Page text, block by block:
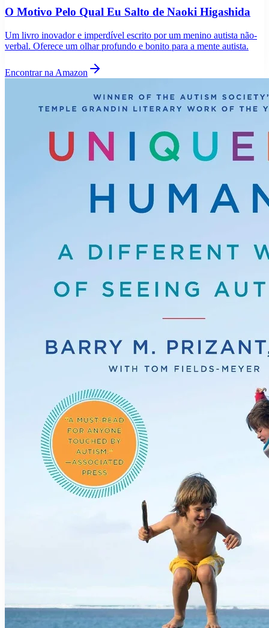
O Motivo Pelo Qual Eu Salto de Naoki Higashida
Um livro inovador e imperdível escrito por um menino autista não-
verbal. Oferece um olhar profundo e bonito para a mente autista.
Encontrar na Amazon